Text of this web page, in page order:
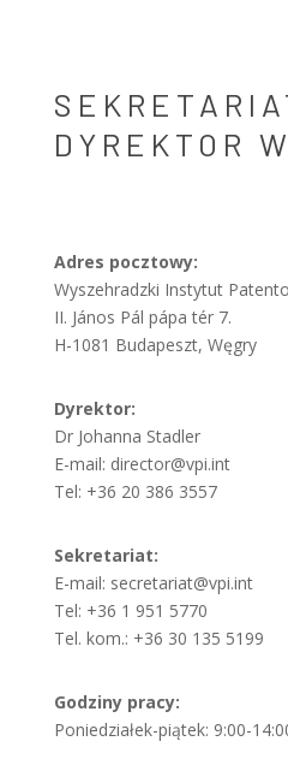
DYREKTOR
Adres pocztowy:
Wyszehradzki Instytut
II. János Pál pápa tér 7.
H-1081 Budapeszt, Węgry
Dyrektor:
Dr Johanna Stadler
E-mail: director@vpi.int
Tel: +36 20 386 3557
Sekretariat:
E-mail: secretariat@vpi.int
Tel: +36 1 951 5770
Tel. kom.: +36 30 135 5199
Godziny pracy:
Poniedziałek-piątek: 9:00-